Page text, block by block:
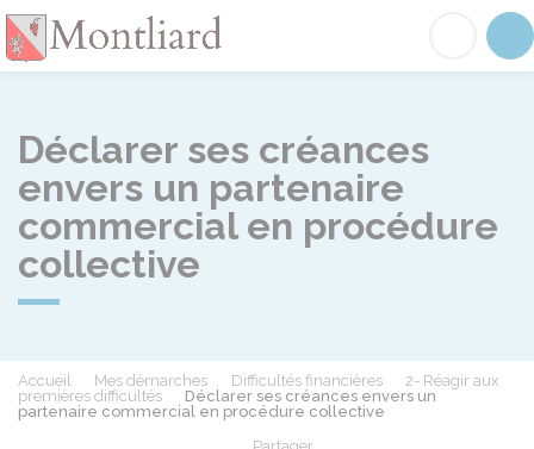
Déclarer ses créances
envers un partenaire
commercial en procédure
collective
Accueil Mes démarches Difficultés financières
2- Réagir aux
premières difficultés
Déclarer ses créances envers un
partenaire commercial en procédure collective